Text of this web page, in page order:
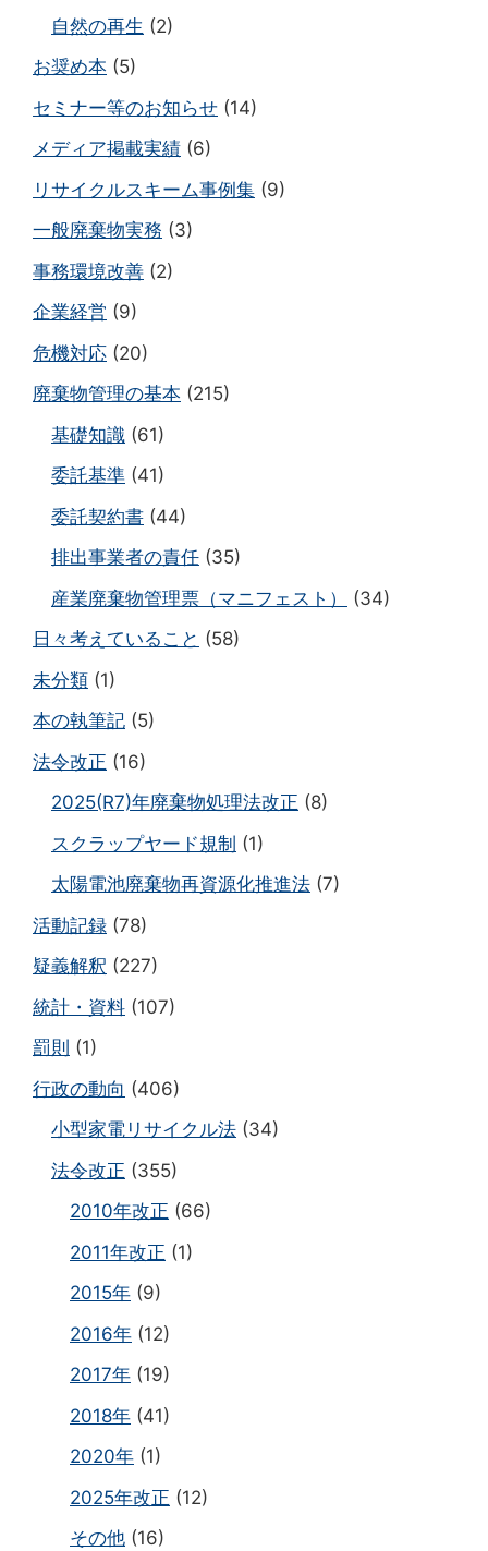
自然の再生 (2)
お奨め本 (5)
セミナー等のお知らせ (14)
メディア掲載実績 (6)
リサイクルスキーム事例集 (9)
一般廃棄物実務 (3)
事務環境改善 (2)
企業経営 (9)
危機対応 (20)
廃棄物管理の基本 (215)
基礎知識 (61)
委託基準 (41)
委託契約書 (44)
排出事業者の責任 (35)
産業廃棄物管理票（マニフェスト）
(34)
日々考えていること (58)
未分類 (1)
本の執筆記 (5)
法令改正 (16)
2025(R7)年廃棄物処理法改正 (8)
スクラップヤード規制 (1)
太陽電池廃棄物再資源化推進法 (7)
活動記録 (78)
疑義解釈 (227)
統計・資料 (107)
罰則 (1)
行政の動向 (406)
小型家電リサイクル法 (34)
法令改正 (355)
2010年改正 (66)
2011年改正 (1)
2015年 (9)
2016年 (12)
2017年 (19)
2018年 (41)
2020年 (1)
2025年改正 (12)
その他 (16)